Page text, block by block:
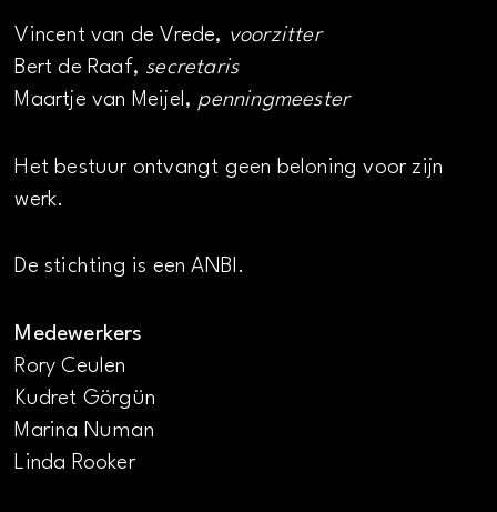
Vincent van de Vrede, voorzitter
Bert de Raaf, secretaris
Maartje van Meijel, penningmeester
Het bestuur ontvangt geen beloning voor zijn
werk.
De stichting is een ANBI.
Medewerkers
Rory Ceulen
Kudret Görgün
Marina Numan
Linda Rooker